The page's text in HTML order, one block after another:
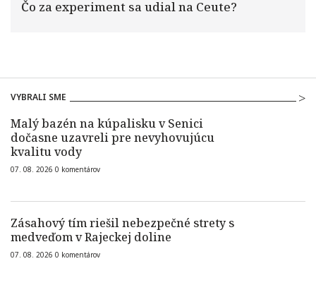
Čo za experiment sa udial na Ceute?
VYBRALI SME
Malý bazén na kúpalisku v Senici
dočasne uzavreli pre nevyhovujúcu
kvalitu vody
07. 08. 2026 0 komentárov
Zásahový tím riešil nebezpečné strety s
medveďom v Rajeckej doline
07. 08. 2026 0 komentárov